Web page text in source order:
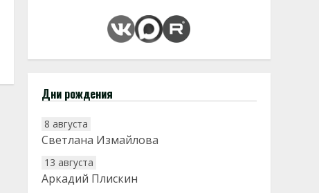
Дни рождения
8 августа
Светлана Измайлова
13 августа
Аркадий Плискин